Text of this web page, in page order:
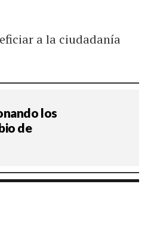
a la ciudadanía
los
de